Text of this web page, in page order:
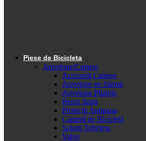
Piese de Bicicleta
Anvelope/Camere
Accesorii Camere
Anvelope pe Sârmă
Anvelope Pliabile
Benzi Jantă
Protecții Antipana
Cameră de Bicicletă
Soluții Tubeless
Valve